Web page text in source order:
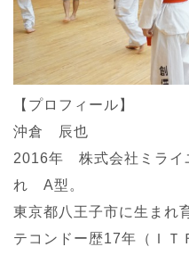
【プロフィール】
沖倉 辰也
2016年 株式会社ミライ
れ A型。
東京都八王子市に生まれ
テコンドー歴17年（ＩＴ